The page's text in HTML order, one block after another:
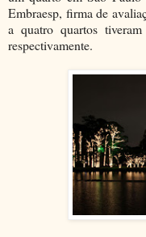
Embraesp, firma de
a quatro quartos
respectivamente.